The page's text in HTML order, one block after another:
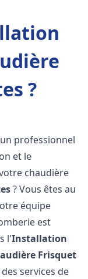
?
professionnel
et le
chaudière
? Vous êtes au
équipe
est
l'Installation
Frisquet
services de